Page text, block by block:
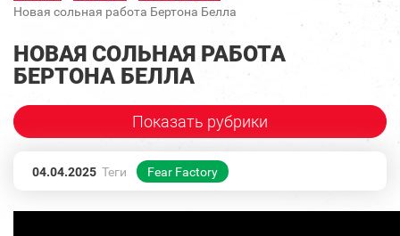
Новая сольная работа Бертона Белла
НОВАЯ СОЛЬНАЯ РАБОТА
БЕРТОНА БЕЛЛА
Показать рубрики
04.04.2025 Теги Fear Factory